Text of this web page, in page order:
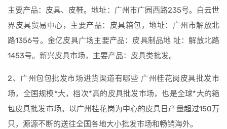
主要产品：皮具、皮鞋。地址：广州市广园西路235号。白云世
界皮具贸易中心，主要产品：皮具箱包，地址：广州市解放北
路1356号。金亿皮具广场主要产品：皮具制品地 址：解放北路
1453号。新兴皮具市场，主要产品：皮具类批发。
2、广州包包批发市场进货渠道有哪些 广州桂花岗皮具批发市
场，全国规模*大，档次*高的皮具批发市场，也是全球*大的箱
包皮具批发市场。以广州桂花岗为中心的皮具日产量超过150万
只，源源不断的送往全国各地大小批发市场和畅销海外。